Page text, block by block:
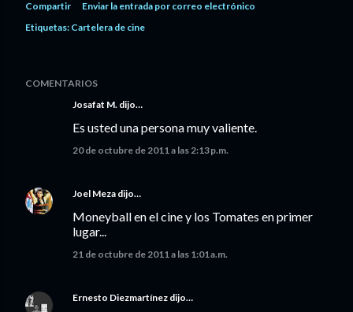
Compartir
Enviar la entrada por correo electrónico
Etiquetas: Cartelera de cine
COMENTARIOS
Josafat M. dijo…
Es usted una persona muy valiente.
20 de octubre de 2011 a las 2:13 p.m.
Joel Meza dijo…
Moneyball en el cine y los Tomates en primer
lugar...
21 de octubre de 2011 a las 1:01 a.m.
Ernesto Diezmartínez dijo…